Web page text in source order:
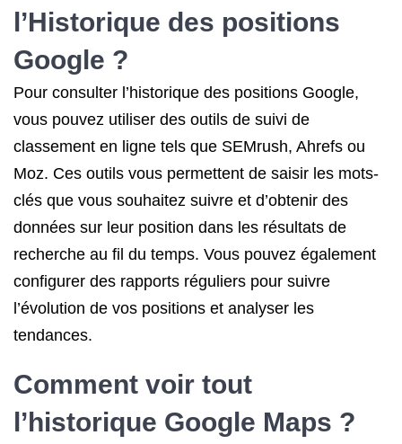
l’Historique des positions
Google ?
Pour consulter l’historique des positions Google,
vous pouvez utiliser des outils de suivi de
classement en ligne tels que SEMrush, Ahrefs ou
Moz. Ces outils vous permettent de saisir les mots-
clés que vous souhaitez suivre et d’obtenir des
données sur leur position dans les résultats de
recherche au fil du temps. Vous pouvez également
configurer des rapports réguliers pour suivre
l’évolution de vos positions et analyser les
tendances.
Comment voir tout
l’historique Google Maps ?